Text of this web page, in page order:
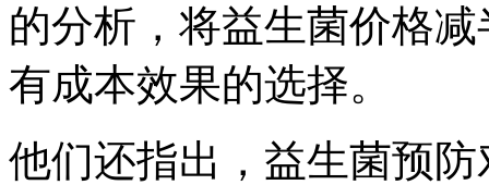
的分析，将益生菌价格
有成本效果的选择。
他们还指出，益生菌预